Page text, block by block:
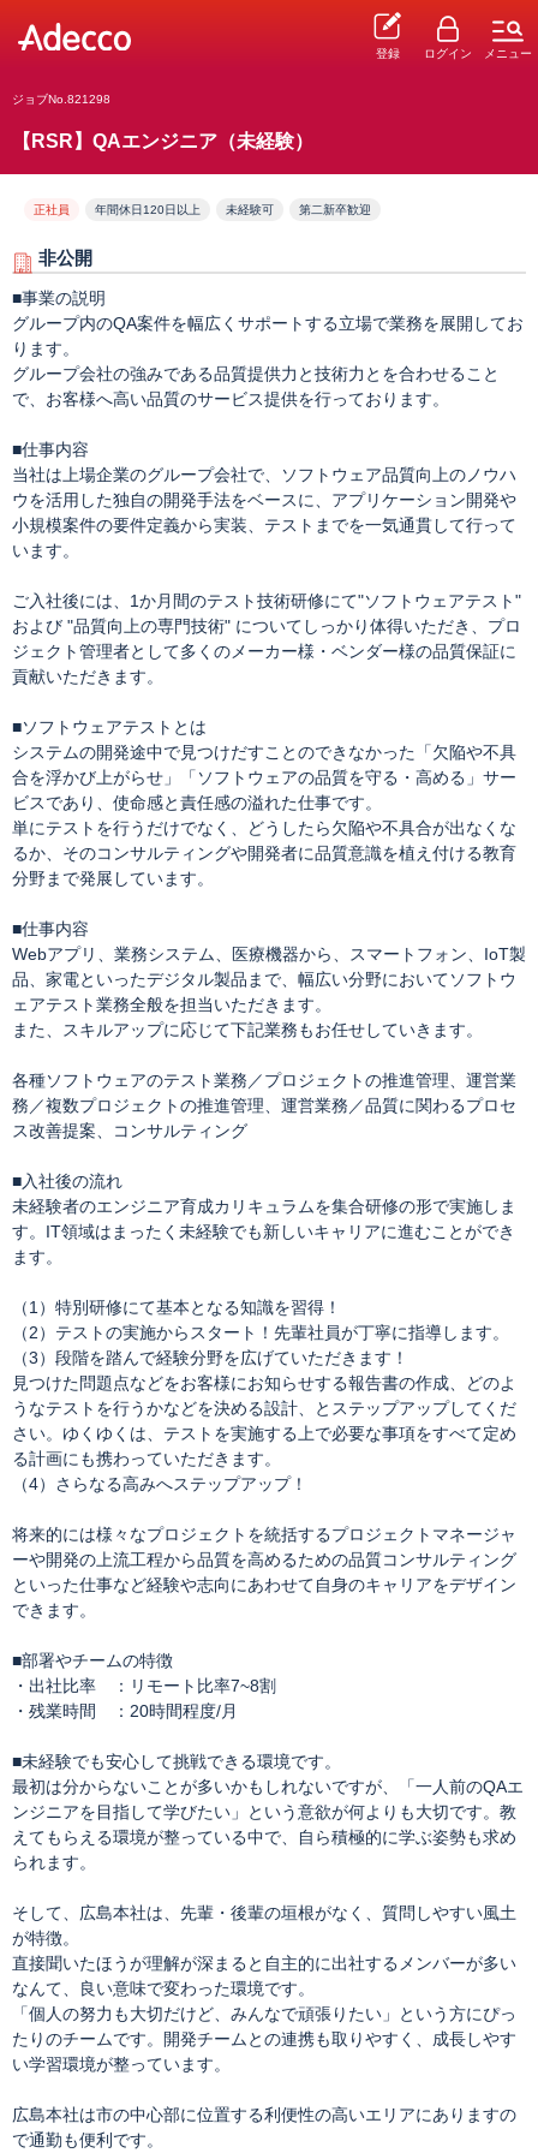
登録 ログイン メニュー
ジョブNo.821298
【RSR】QAエンジニア（未経験）
正社員 年間休日120日以上 未経験可 第二新卒歓迎
非公開
■事業の説明
グループ内のQA案件を幅広くサポートする立場で業務を展開してお
ります。
グループ会社の強みである品質提供力と技術力とを合わせること
で、お客様へ高い品質のサービス提供を行っております。
■仕事内容
当社は上場企業のグループ会社で、ソフトウェア品質向上のノウハ
ウを活用した独自の開発手法をベースに、アプリケーション開発や
小規模案件の要件定義から実装、テストまでを一気通貫して行って
います。
ご入社後には、1か月間のテスト技術研修にて"ソフトウェアテスト"
および "品質向上の専門技術" についてしっかり体得いただき、プロ
ジェクト管理者として多くのメーカー様・ベンダー様の品質保証に
貢献いただきます。
■ソフトウェアテストとは
システムの開発途中で見つけだすことのできなかった「欠陥や不具
合を浮かび上がらせ」「ソフトウェアの品質を守る・高める」サー
ビスであり、使命感と責任感の溢れた仕事です。
単にテストを行うだけでなく、どうしたら欠陥や不具合が出なくな
るか、そのコンサルティングや開発者に品質意識を植え付ける教育
分野まで発展しています。
■仕事内容
Webアプリ、業務システム、医療機器から、スマートフォン、IoT製
品、家電といったデジタル製品まで、幅広い分野においてソフトウ
ェアテスト業務全般を担当いただきます。
また、スキルアップに応じて下記業務もお任せしていきます。
各種ソフトウェアのテスト業務／プロジェクトの推進管理、運営業
務／複数プロジェクトの推進管理、運営業務／品質に関わるプロセ
ス改善提案、コンサルティング
■入社後の流れ
未経験者のエンジニア育成カリキュラムを集合研修の形で実施しま
す。IT領域はまったく未経験でも新しいキャリアに進むことができ
ます。
（1）特別研修にて基本となる知識を習得！
（2）テストの実施からスタート！先輩社員が丁寧に指導します。
（3）段階を踏んで経験分野を広げていただきます！
見つけた問題点などをお客様にお知らせする報告書の作成、どのよ
うなテストを行うかなどを決める設計、とステップアップしてくだ
さい。ゆくゆくは、テストを実施する上で必要な事項をすべて定め
る計画にも携わっていただきます。
（4）さらなる高みへステップアップ！
将来的には様々なプロジェクトを統括するプロジェクトマネージャ
ーや開発の上流工程から品質を高めるための品質コンサルティング
といった仕事など経験や志向にあわせて自身のキャリアをデザイン
できます。
■部署やチームの特徴
・出社比率 ：リモート比率7~8割
・残業時間 ：20時間程度/月
■未経験でも安心して挑戦できる環境です。
最初は分からないことが多いかもしれないですが、「一人前のQAエ
ンジニアを目指して学びたい」という意欲が何よりも大切です。教
えてもらえる環境が整っている中で、自ら積極的に学ぶ姿勢も求め
られます。
そして、広島本社は、先輩・後輩の垣根がなく、質問しやすい風土
が特徴。
直接聞いたほうが理解が深まると自主的に出社するメンバーが多い
なんて、良い意味で変わった環境です。
「個人の努力も大切だけど、みんなで頑張りたい」という方にぴっ
たりのチームです。開発チームとの連携も取りやすく、成長しやす
い学習環境が整っています。
広島本社は市の中心部に位置する利便性の高いエリアにありますの
で通勤も便利です。